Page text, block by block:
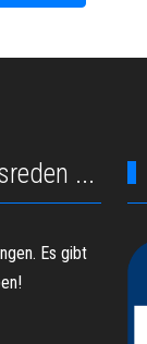
...
Es gibt